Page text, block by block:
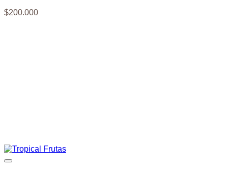
$200.000